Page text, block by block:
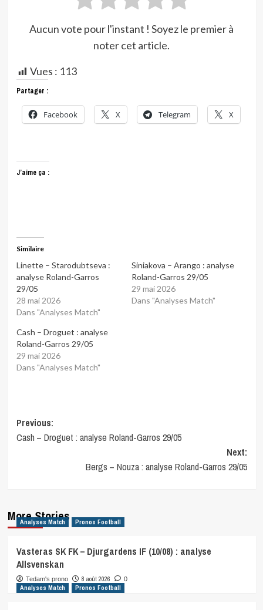
Aucun vote pour l'instant ! Soyez le premier à
noter cet article.
Vues : 113
Partager :
Facebook X Telegram X
J’aime ça :
Similaire
Linette – Starodubtseva :
analyse Roland-Garros
29/05
28 mai 2026
Dans "Analyses Match"
Siniakova – Arango : analyse
Roland-Garros 29/05
29 mai 2026
Dans "Analyses Match"
Cash – Droguet : analyse
Roland-Garros 29/05
29 mai 2026
Dans "Analyses Match"
Post
navigation
Previous:
Cash – Droguet : analyse Roland-Garros 29/05
Next:
Bergs – Nouza : analyse Roland-Garros 29/05
More Stories
Analyses Match Pronos Football
Vasteras SK FK – Djurgardens IF (10/08) : analyse
Allsvenskan
Tedam's prono 8 août 2026 0
Analyses Match Pronos Football